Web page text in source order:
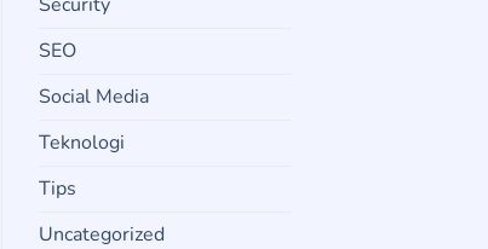
SEO
Social Media
Teknologi
Tips
Uncategorized